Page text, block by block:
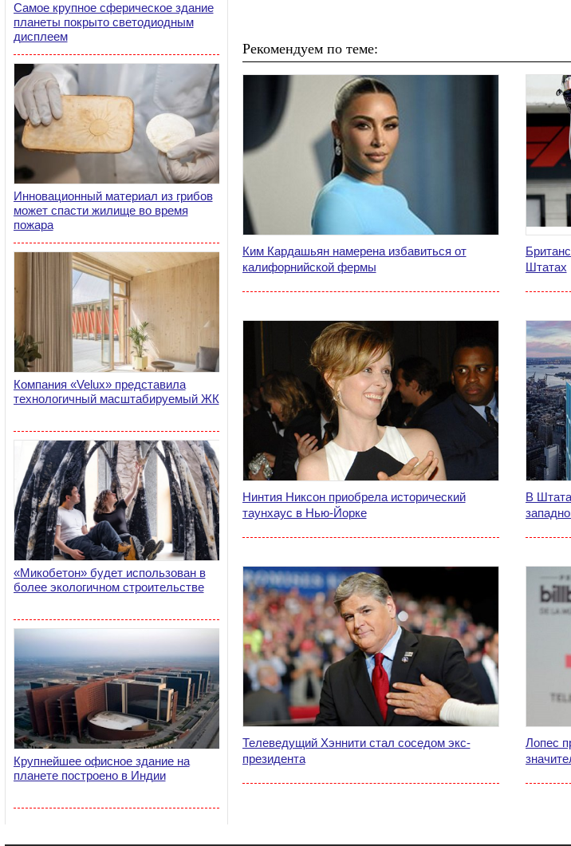
Самое крупное сферическое здание
планеты покрыто светодиодным
дисплеем
Инновационный материал из грибов
может спасти жилище во время
пожара
Компания «Velux» представила
технологичный масштабируемый ЖК
«Микобетон» будет использован в
более экологичном строительстве
Крупнейшее офисное здание на
планете построено в Индии
Рекомендуем по теме:
Ким Кардашьян намерена избавиться от
калифорнийской фермы
Штатах
Нинтия Никсон приобрела исторический
таунхаус в Нью-Йорке
В
Телеведущий Хэннити стал соседом экс-
президента
Лопес